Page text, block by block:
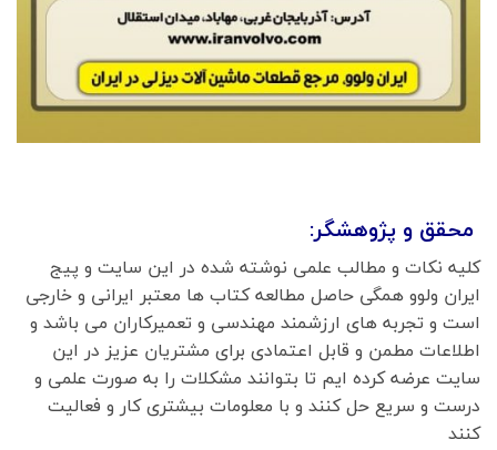
محقق و پژوهشگر:
کلیه نکات و مطالب علمی نوشته شده در این سایت و پیج
ایران ولوو همگی حاصل مطالعه کتاب ها معتبر ایرانی و خارجی
است و تجربه های ارزشمند مهندسی و تعمیرکاران می باشد و
اطلاعات مطمن و قابل اعتمادی برای مشتریان عزیز در این
سایت عرضه کرده ایم تا بتوانند مشکلات را به صورت علمی و
درست و سریع حل کنند و با معلومات بیشتری کار و فعالیت
کنند